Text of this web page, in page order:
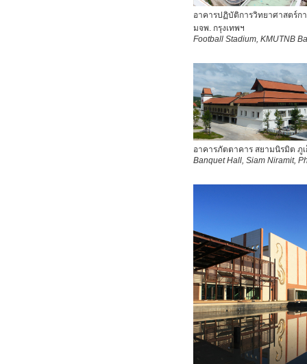
อาคารปฏิบัติการวิทยาศาสตร์ก
มจพ. กรุงเทพฯ
Football Stadium, KMUTNB
อาคารภัตตาคาร สยามนิรมิต ภู
Banquet Hall, Siam Niramit,